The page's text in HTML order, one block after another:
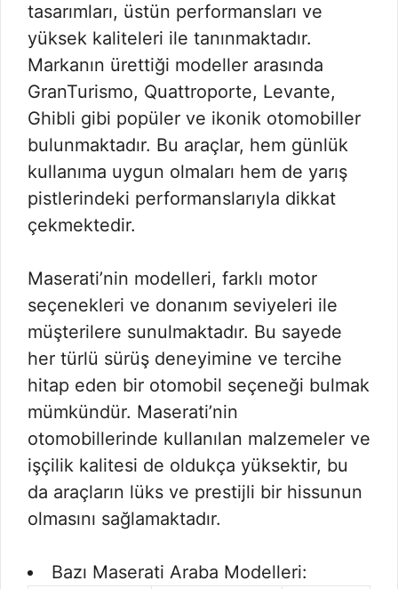
tasarımları, üstün performansları ve
yüksek kaliteleri ile tanınmaktadır.
Markanın ürettiği modeller arasında
GranTurismo, Quattroporte, Levante,
Ghibli gibi popüler ve ikonik otomobiller
bulunmaktadır. Bu araçlar, hem günlük
kullanıma uygun olmaları hem de yarış
pistlerindeki performanslarıyla dikkat
çekmektedir.
Maserati’nin modelleri, farklı motor
seçenekleri ve donanım seviyeleri ile
müşterilere sunulmaktadır. Bu sayede
her türlü sürüş deneyimine ve tercihe
hitap eden bir otomobil seçeneği bulmak
mümkündür. Maserati’nin
otomobillerinde kullanılan malzemeler ve
işçilik kalitesi de oldukça yüksektir, bu
da araçların lüks ve prestijli bir hissunun
olmasını sağlamaktadır.
Bazı Maserati Araba Modelleri: